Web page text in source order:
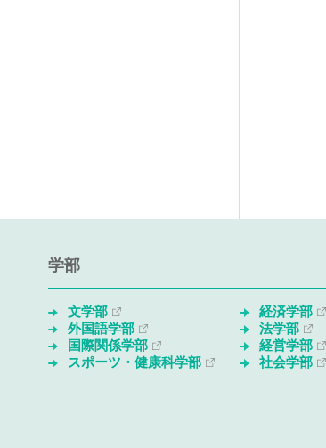
学部
文学部
経済学部
外国語学部
法学部
国際関係学部
経営学部
スポーツ・健康科学部
社会学部